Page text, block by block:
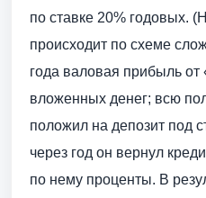
по ставке 20% годовых.
происходит по схеме
года валовая прибыль от
вложенных денег; всю
положил на депозит под
через год он вернул
по нему проценты. В